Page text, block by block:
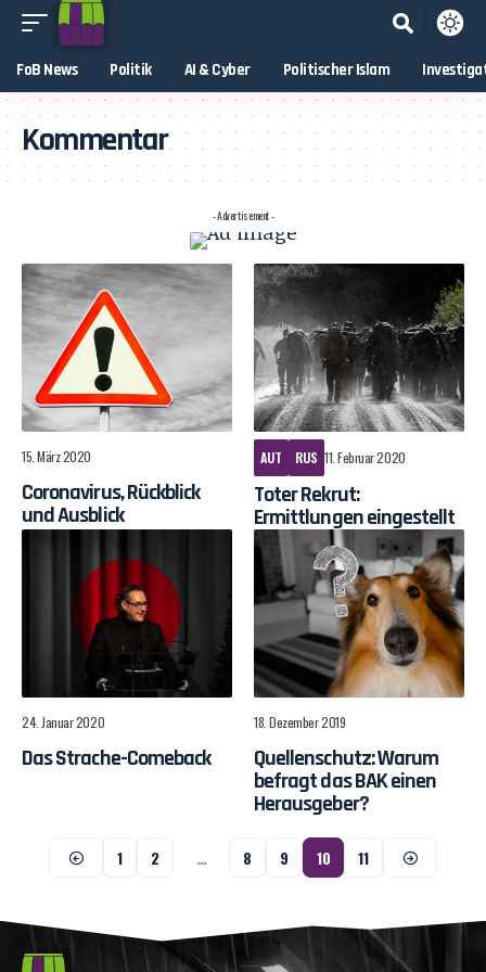
FoB News Politik AI & Cyber Politischer Islam
Kommentar
- Advertisement -
15. März 2020
Coronavirus, Rückblick
und Ausblick
AUT RUS 11. Februar 2020
Toter Rekrut:
Ermittlungen eingestellt
24. Januar 2020
Das Strache-Comeback
18. Dezember 2019
Quellenschutz: Warum
befragt das BAK einen
Herausgeber?
1 2 … 8 9 10 11